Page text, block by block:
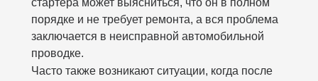
стартера может выясниться, что он в полном
порядке и не требует ремонта, а вся проблема
заключается в неисправной автомобильной
проводке.
Часто также возникают ситуации, когда после